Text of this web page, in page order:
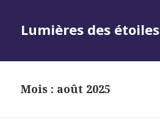
Lumières des étoiles
Mois : août 2025